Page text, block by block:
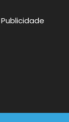
Publicidade